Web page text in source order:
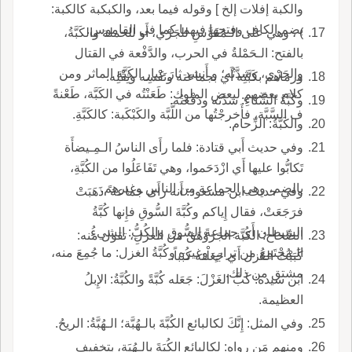
والكبة إفلات إلخ ] وقوله فيما بعد، والكبكبة كالكبة:
بضم الكاف وفتحها فيهما كما في القاموس.
) ، وهي على الـمُقَوَّسِ للجَرْي، أَو للحملة والكَبَّةُ،
بالفتح: الـحَمْلةُ في الحرب، والدَّفْعة في القتال
والجَرْي، وشدَّتُه؛ و أَنشد ثارَ غبار الكَبَّة الماثر ومن
كلام بعضهم لبعضِ الملوك: طَعَنْتُه في الكَبَّة، طَعْنةً
ف السَّبَّة، فأَخرجْتُها من اللَّبَّة والكَبْكَبة: كالكَبَّةِ.
ورماهم بكَبَّتِه أَي بجماعته ونَفْسِه وثِقْلِه.
وكَبَّةُ الشِّتاءِ: شدَّته ودَفْعَتُه.
والكَبَّةُ: الزِّحام.
وفي حديث أَبي قتادة: فلما رأَى الناسُ الـمِـيضأَة
تَكابُّوا عليها أَي ازْدَحَموا، وهي تَفَاعَلُوا من الكُبَّةِ،
بالضم، وهي الجماعة من الناس وغيرهم.
وفي حديث ابن مسعود: أَنه رأَى جماعة ً ذَهَبَتْ
فرَجَعَتْ، فقال إِياكم وكُبَّةَ السُّوقِ فإِنها كُبَّةُ
الشيطان أَي جماعةَ السُّوق والكُبُّ: الشيءُ
الـمُجْتَمِعُ من ترابٍ وغيره وكُبَّةُ الغزل: ما جُمِعَ منه،
مشتق من ذلك.
الصِّحاح: الكُبَّة الجَرَوْهَقُ من الغزلِ، تقول منه:
كَبَبْتُ الغَزل أَي جَعَلْته كُبَباً.
ابن سيده: كَبَّ الغَزْلَ: جَعَله كُبَّةً والكُبَّةُ: الإِبلُ
العظيمة.
وفي المثل: إِنَّكَ لكالبائع الكُبَّةَ بالـهُبَّة؛ الـهُبَّةُ: الريحُ.
ومنهم مَن رواه: لكالبائع الكُبَةَ بالـهُبَة، بتخفيف